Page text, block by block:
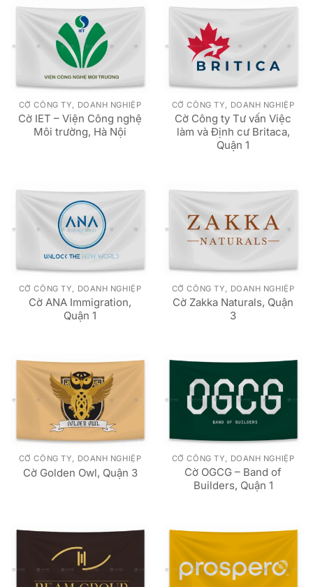
CỜ CÔNG TY, DOANH NGHIỆP
Cờ IET – Viện Công nghệ
Môi trường, Hà Nội
CỜ CÔNG TY, DOANH NGHIỆP
Cờ Công ty Tư vấn Việc
làm và Định cư Britaca,
Quận 1
CỜ CÔNG TY, DOANH NGHIỆP
Cờ ANA Immigration,
Quận 1
CỜ CÔNG TY, DOANH NGHIỆP
Cờ Zakka Naturals, Quận
3
CỜ CÔNG TY, DOANH NGHIỆP
Cờ Golden Owl, Quận 3
CỜ CÔNG TY, DOANH NGHIỆP
Cờ OGCG – Band of
Builders, Quận 1